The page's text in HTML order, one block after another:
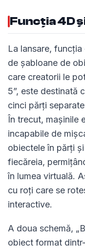
Funcția 4D
La lansare,
de șabloane de
care creatorii le
5”, este destinată
cinci părți
În trecut, mașinile
incapabile de
obiectele în părți
fiecăreia,
în lumea virtuală.
cu roți care se
interactive.
A doua schemă,
obiect format